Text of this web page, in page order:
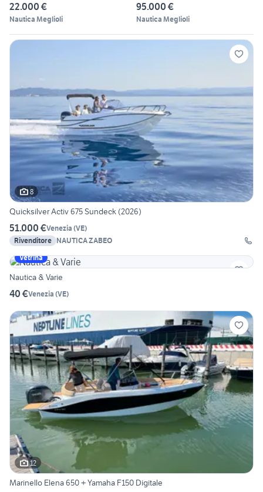
22.000 €
Nautica Meglioli
95.000 €
Nautica Meglioli
8
Quicksilver Activ 675 Sundeck (2026)
51.000 €Venezia (VE)
Rivenditore NAUTICA ZABEO
Vetrina
Nautica & Varie
40 €Venezia (VE)
12
Marinello Elena 650 + Yamaha F150 Digitale